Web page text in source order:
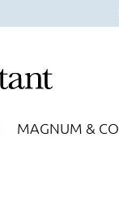
MAGNUM & CO